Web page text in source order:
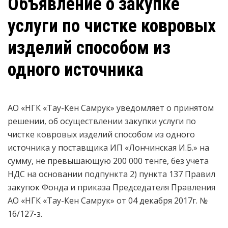
услуги по чистке ковровых
изделий способом из
одного источника
АО «НГК «Тау-Кен Самрук» уведомляет о принятом
решении, об осуществлении закупки услуги по
чистке ковровых изделий способом из одного
источника у поставщика ИП «Лончинская И.Б.» на
сумму, не превышающую 200 000 тенге, без учета
НДС на основании подпункта 2) пункта 137 Правил
закупок Фонда и приказа Председателя Правления
АО «НГК «Тау-Кен Самрук» от 04 декабря 2017г. №
16/127-з.